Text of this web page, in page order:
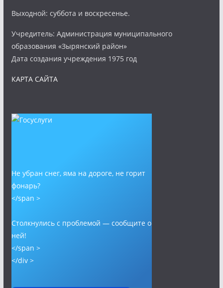
Выходной: суббота и воскресенье.
Учредитель: Администрация муниципального
образования «Зырянский район»
Дата создания учреждения 1975 год
КАРТА САЙТА
Не убран снег, яма на дороге, не горит
фонарь?
</span >
Столкнулись с проблемой — сообщите о
ней!
</span >
</div >